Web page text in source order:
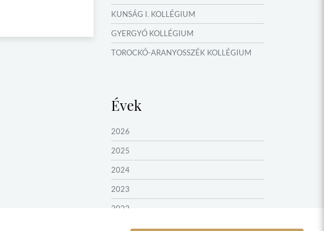
KUNSÁG I. KOLLÉGIUM
GYERGYÓ KOLLÉGIUM
TOROCKÓ-ARANYOSSZÉK KOLLÉGIUM
GARAM MENTI KOLLÉGIUM
ŐRVIDÉK KOLLÉGIUM
MOLDVAI CSÁNGÓ KOLLÉGIUM
HEGYKÖZ KOLLÉGIUM
ZENTA KOLLÉGIUM
NYUGAT-BÁCSKA KOLLÉGIUM
Évek
2026
2025
2024
2023
2022